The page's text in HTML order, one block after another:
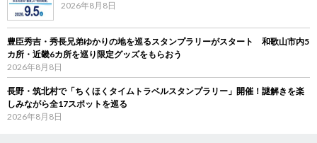
2026年8月8日
豊臣秀吉・秀長兄弟ゆかりの地を巡るスタンプラリーがスタート 和歌山市内5
カ所・近畿6カ所を巡り限定グッズをもらおう
2026年8月8日
長野・筑北村で「ちくほくタイムトラベルスタンプラリー」開催！謎解きを楽
しみながら全17スポットを巡る
2026年8月8日